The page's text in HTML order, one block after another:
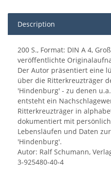
Description
200 S., Format: DIN A 4,
veröffentlichte
Der Autor präsentiert eine
über die Ritterkreuzträger
'Hindenburg' - zu denen
entsteht ein
Ritterkreuzträger in
dokumentiert mit
Lebensläufen und Daten
'Hindenburg'.
Autor: Ralf Schumann,
3-925480-40-4